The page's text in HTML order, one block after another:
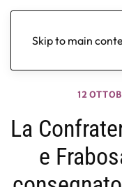
Skip to main
12
La
e